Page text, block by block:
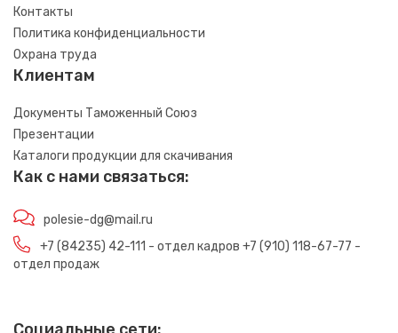
Контакты
Политика конфиденциальности
Охрана труда
Клиентам
Документы Таможенный Союз
Презентации
Каталоги продукции для скачивания
Как с нами связаться:
polesie-dg@mail.ru
+7 (84235) 42-111 - отдел кадров +7 (910) 118-67-77 -
отдел продаж